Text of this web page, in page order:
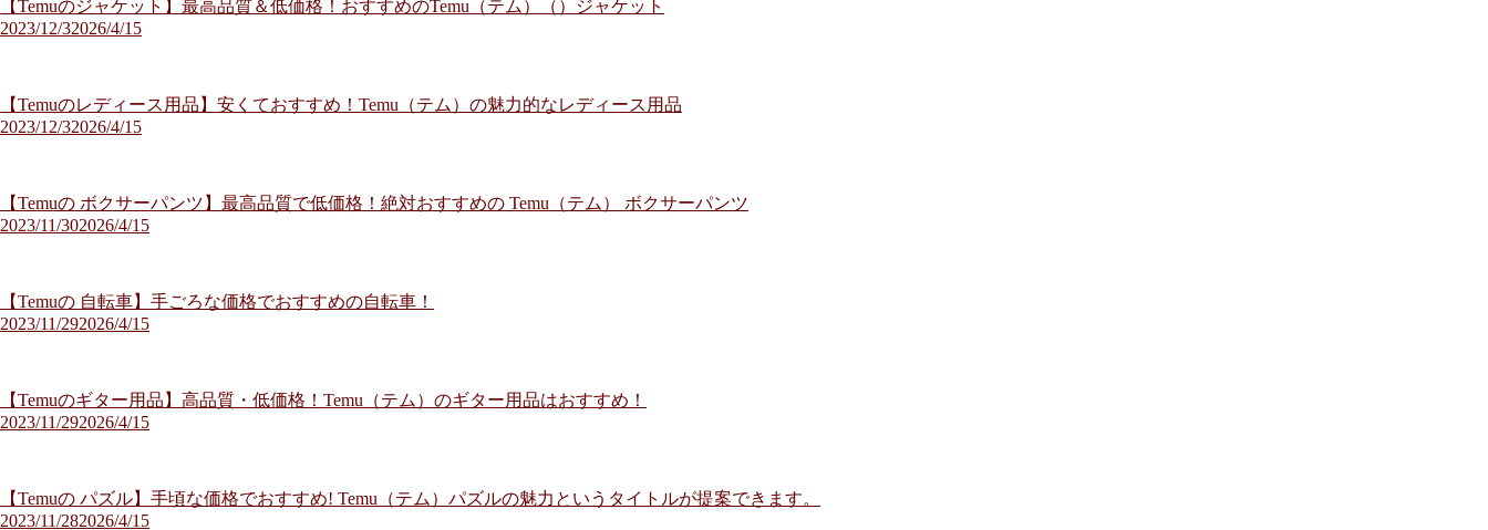
【Temuのジャケット】最高品質＆低価格！おすすめのTemu（テム）（）ジャケット
2023/12/32026/4/15
【Temuのレディース用品】安くておすすめ！Temu（テム）の魅力的なレディース用品
2023/12/32026/4/15
【Temuの ボクサーパンツ】最高品質で低価格！絶対おすすめの Temu（テム） ボクサーパンツ
2023/11/302026/4/15
【Temuの 自転車】手ごろな価格でおすすめの自転車！
2023/11/292026/4/15
【Temuのギター用品】高品質・低価格！Temu（テム）のギター用品はおすすめ！
2023/11/292026/4/15
【Temuの パズル】手頃な価格でおすすめ! Temu（テム）パズルの魅力というタイトルが提案できます。
2023/11/282026/4/15